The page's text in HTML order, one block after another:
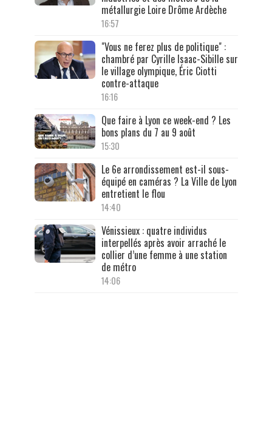
métallurgie Loire Drôme Ardèche
16:57
"Vous ne ferez plus de politique" :
chambré par Cyrille Isaac-Sibille sur
le village olympique, Éric Ciotti
contre-attaque
16:16
Que faire à Lyon ce week-end ? Les
bons plans du 7 au 9 août
15:30
Le 6e arrondissement est-il sous-
équipé en caméras ? La Ville de Lyon
entretient le flou
14:40
Vénissieux : quatre individus
interpellés après avoir arraché le
collier d’une femme à une station
de métro
14:06